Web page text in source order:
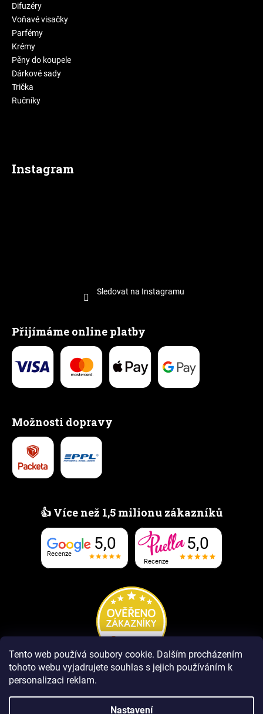
Tento web používá soubory cookie. Dalším procházením
tohoto webu vyjadrujete souhlas s jejich používáním k
personalizaci reklam.
Nastavení
Difuzéry
Voňavé visačky
Parfémy
Krémy
Pěny do koupele
Dárkové sady
Trička
Ručníky
Instagram
Sledovat na Instagramu
Přijímáme online platby
Možnosti dopravy
👍 Více než 1,5 milionu zákazníků
Recenze
5,0
Recenze
5,0